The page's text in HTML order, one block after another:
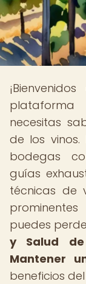
necesitas
de los vinos.
bodegas
guías
técnicas de
puedes
y Salud
Mantener
beneficios